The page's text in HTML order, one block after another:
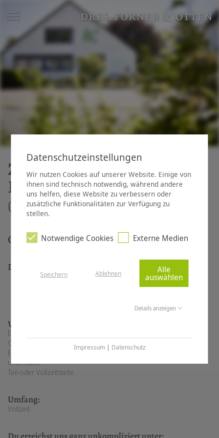
Zahnmedizinische
Fachangestellte (ZMF)
(Vollzeit)
Qualifikationen und Anforderungen
Du bist:
Teamplayer
Wir bieten Dir:
Ein überdurchschnittliches Gehalt, angepasst an Deine
Qualifikationen.
Ein langjähriges nettes Team, welches sich gegenseitig hilft und
unterstützt.
Teil-oder Vollzeitstelle.
Umfang:
Vollzeit
Datenschutzeinstellungen
Wir nutzen Cookies auf unserer Website. Einige von
ihnen sind technisch notwendig, während andere
uns helfen, diese Website zu verbessern oder
zusätzliche Funktionalitäten zur Verfügung zu
stellen.
Notwendige Cookies Externe Medien
Alle
auswählen
Ablehnen
Speichern
Details anzeigen
Impressum| Datenschutz